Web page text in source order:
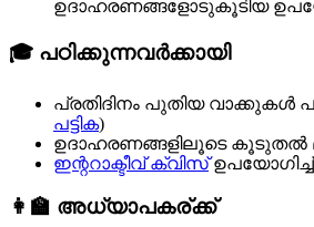
ഉദാഹരണങ്ങളോടുകൂടിയ
🎓 പഠിക്കുന്നവർക്കായി
പ്രതിദിനം പുതിയ വാക്കുകൾ
പട്ടിക)
ഉദാഹരണങ്ങളിലൂടെ കൂടുതൽ
ഇന്ററാക്ടീവ് ക്വിസ്
👩‍🏫 അധ്യാപകര്ക്ക്